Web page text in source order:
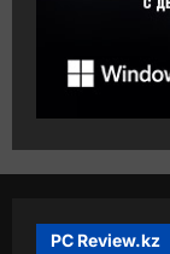
PC Review.kz